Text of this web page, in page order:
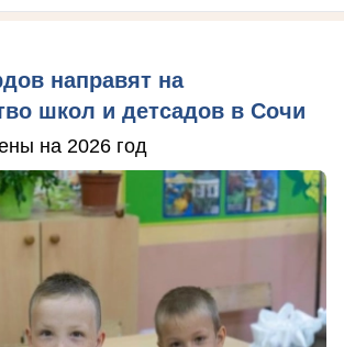
направят на
школ и детсадов в Сочи
на 2026 год